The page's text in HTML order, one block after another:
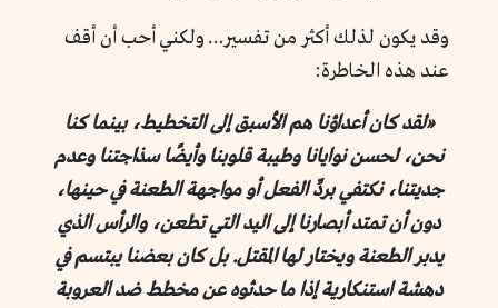
وقد يكون لذلك أكثر من تفسير… ولكني أحب أن أقف
عند هذه الخاطرة:
«لقد كان أعداؤنا هم الأسبق إلى التخطيط، بينما كنا
نحن، لحسن نوايانا وطيبة قلوبنا وأيضًا سذاجتنا وعدم
جديتنا، نكتفي بردِّ الفعل أو مواجهة الطعنة في حينها،
دون أن تمتد أبصارنا إلى اليد التي تطعن، والرأس الذي
يدبر الطعنة ويختار لها المقتل. بل كان بعضنا يبتسم في
دهشة استنكارية إذا ما حدثوه عن مخطط ضد العروبة